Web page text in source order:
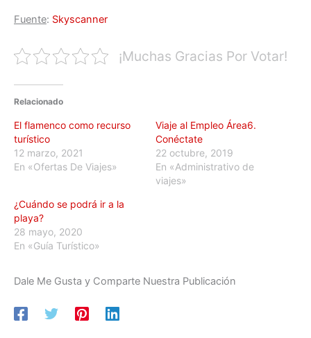
Fuente: Skyscanner
¡Muchas Gracias Por Votar!
Relacionado
El flamenco como recurso
turístico
12 marzo, 2021
En «Ofertas De Viajes»
Viaje al Empleo Área6.
Conéctate
22 octubre, 2019
En «Administrativo de
viajes»
¿Cuándo se podrá ir a la
playa?
28 mayo, 2020
En «Guía Turístico»
Dale Me Gusta y Comparte Nuestra Publicación